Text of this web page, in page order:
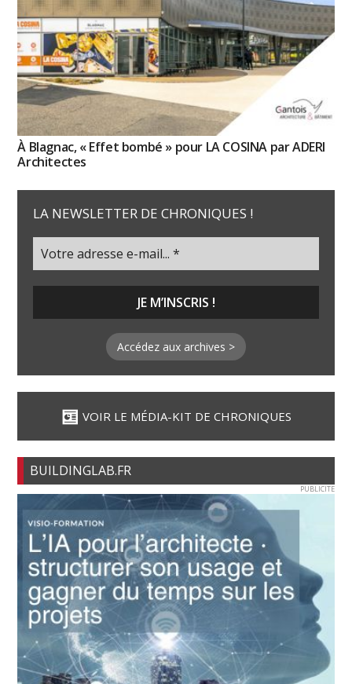
À Blagnac, « Effet bombé » pour LA COSINA par ADERI
Architectes
LA NEWSLETTER DE CHRONIQUES !
Accédez aux archives >
VOIR LE MÉDIA-KIT DE CHRONIQUES
BUILDINGLAB.FR
PUBLICITE